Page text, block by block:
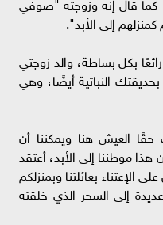
كمنزلهم إلى الأبد".
بكل بساطة، والد زوجتي
النباتية أيضًا، وهي
العيش هنا ويمكننا أن
هذا موطننا إلى الأبد، أعتقد
بعائلتنا وبمنزلكم
إلى السحر الذي خلقته